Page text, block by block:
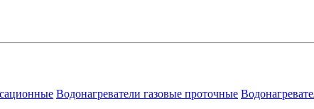
Водонагреватели газовые проточные